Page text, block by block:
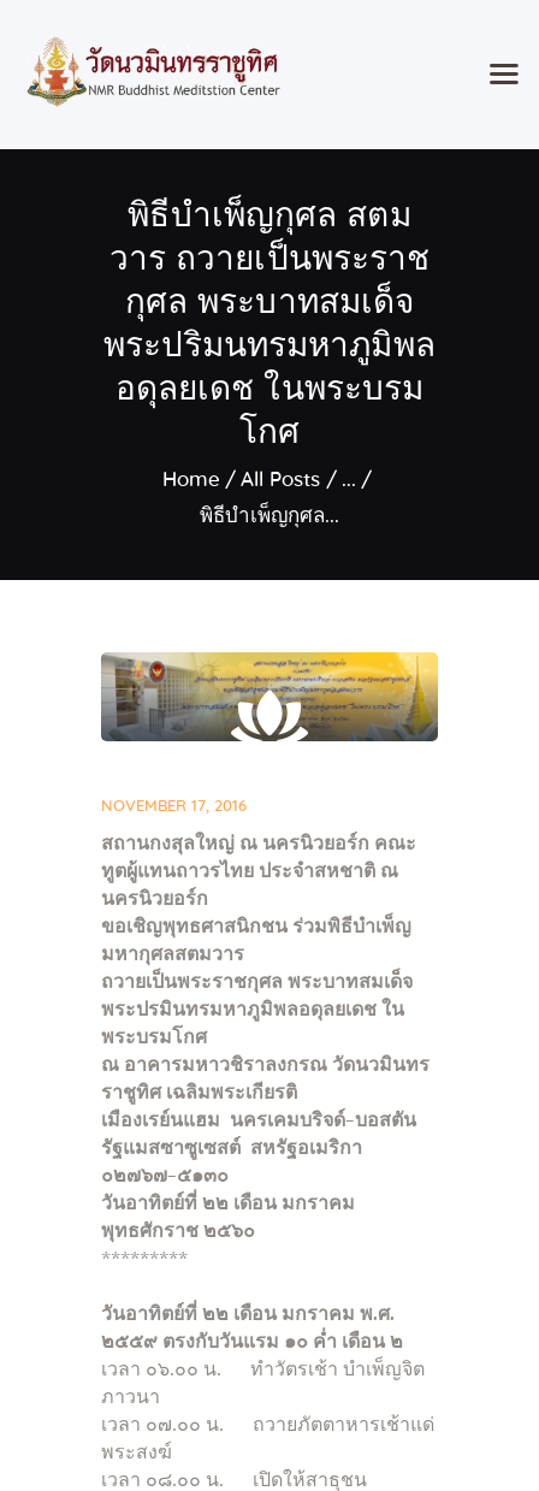
พิธีบำเพ็ญกุศล สตม
วาร ถวายเป็นพระราช
กุศล พระบาทสมเด็จ
พระปริมนทรมหาภูมิพล
อดุลยเดช ในพระบรม
โกศ
Home All Posts
...
พิธีบำเพ็ญกุศล...
Classes & Events
About the Temple
Contact
NOVEMBER 17, 2016
สถานกงสุลใหญ่ ณ นครนิวยอร์ก คณะ
ทูตผู้แทนถาวรไทย ประจำสหชาติ ณ
นครนิวยอร์ก
ขอเชิญพุทธศาสนิกชน ร่วมพิธีบำเพ็ญ
มหากุศลสตมวาร
ถวายเป็นพระราชกุศล พระบาทสมเด็จ
พระปรมินทรมหาภูมิพลอดุลยเดช ใน
พระบรมโกศ
ณ อาคารมหาวชิราลงกรณ วัดนวมินทร
ราชูทิศ เฉลิมพระเกียรติ
เมืองเรย์นแฮม นครเคมบริจด์-บอสตัน
รัฐแมสซาซูเซสต์ สหรัฐอเมริกา
๐๒๗๖๗-๕๑๓๐
วันอาทิตย์ที่ ๒๒ เดือน มกราคม
พุทธศักราช ๒๕๖๐
*********
วันอาทิตย์ที่ ๒๒ เดือน มกราคม พ.ศ.
๒๕๕๙ ตรงกับวันแรม ๑๐ ค่ำ เดือน ๒
เวลา ๐๖.๐๐ น. ทำวัตรเช้า บำเพ็ญจิต
ภาวนา
เวลา ๐๗.๐๐ น. ถวายภัตตาหารเช้าแด่
พระสงฆ์
เวลา ๐๘.๐๐ น. เปิดให้สาธุชน